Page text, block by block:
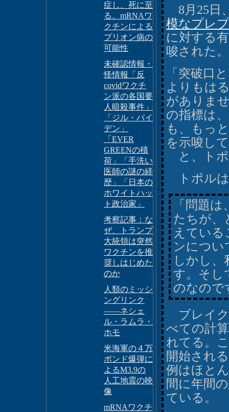
症し、死に至
る。mRNAワ
クチンによる
プリオン病の
可能性
未確認情報・
怪情報「反
covidワクチ
ン派の各国要
人暗殺事件」
「ジル・バイ
デン」
「EVER
GREENの積
荷」「手洗い
医師の謎の経
歴」「日本の
ホワイトハッ
ト政治家」
考察記事：な
ぜ、トランプ
大統領は突然
ワクチンを推
奨しはじめた
のか
人類のミッシ
ングリンク
――ネシェ
ル・ラムラ・
ホモ
米海軍の４万
ポンド爆弾に
よるM3.9の
人工地震の映
像
mRNAワクチ
8月25日
模なプレ
に対する
唆された。
「突破口
よりもは
がありま
の指標は
も、もっ
を示唆し
と、トポ
トポルは
「問題
たちが、
えてい
ンについ
しかし
す。そし
のなので
ブレイク
べての計
れてる。
開始され
例はほと
間に年間
ている。